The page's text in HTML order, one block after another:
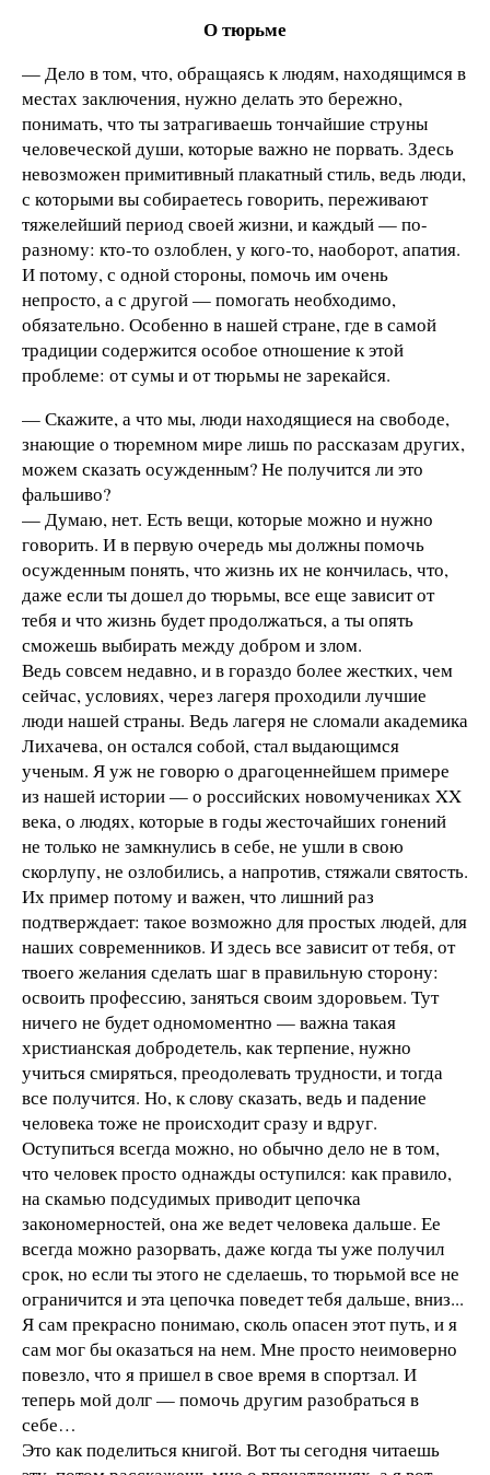
О тюрьме
— Дело в том, что, обращаясь к людям, находящимся в
местах заключения, нужно делать это бережно,
понимать, что ты затрагиваешь тончайшие струны
человеческой души, которые важно не порвать. Здесь
невозможен примитивный плакатный стиль, ведь люди,
с которыми вы собираетесь говорить, переживают
тяжелейший период своей жизни, и каждый — по-
разному: кто-то озлоблен, у кого-то, наоборот, апатия.
И потому, с одной стороны, помочь им очень
непросто, а с другой — помогать необходимо,
обязательно. Особенно в нашей стране, где в самой
традиции содержится особое отношение к этой
проблеме: от сумы и от тюрьмы не зарекайся.
— Скажите, а что мы, люди находящиеся на свободе,
знающие о тюремном мире лишь по рассказам других,
можем сказать осужденным? Не получится ли это
фальшиво?
— Думаю, нет. Есть вещи, которые можно и нужно
говорить. И в первую очередь мы должны помочь
осужденным понять, что жизнь их не кончилась, что,
даже если ты дошел до тюрьмы, все еще зависит от
тебя и что жизнь будет продолжаться, а ты опять
сможешь выбирать между добром и злом.
Ведь совсем недавно, и в гораздо более жестких, чем
сейчас, условиях, через лагеря проходили лучшие
люди нашей страны. Ведь лагеря не сломали академика
Лихачева, он остался собой, стал выдающимся
ученым. Я уж не говорю о драгоценнейшем примере
из нашей истории — о российских новомучениках XX
века, о людях, которые в годы жесточайших гонений
не только не замкнулись в себе, не ушли в свою
скорлупу, не озлобились, а напротив, стяжали святость.
Их пример потому и важен, что лишний раз
подтверждает: такое возможно для простых людей, для
наших современников. И здесь все зависит от тебя, от
твоего желания сделать шаг в правильную сторону:
освоить профессию, заняться своим здоровьем. Тут
ничего не будет одномоментно — важна такая
христианская добродетель, как терпение, нужно
учиться смиряться, преодолевать трудности, и тогда
все получится. Но, к слову сказать, ведь и падение
человека тоже не происходит сразу и вдруг.
Оступиться всегда можно, но обычно дело не в том,
что человек просто однажды оступился: как правило,
на скамью подсудимых приводит цепочка
закономерностей, она же ведет человека дальше. Ее
всегда можно разорвать, даже когда ты уже получил
срок, но если ты этого не сделаешь, то тюрьмой все не
ограничится и эта цепочка поведет тебя дальше, вниз...
Я сам прекрасно понимаю, сколь опасен этот путь, и я
сам мог бы оказаться на нем. Мне просто неимоверно
повезло, что я пришел в свое время в спортзал. И
теперь мой долг — помочь другим разобраться в
себе…
Это как поделиться книгой. Вот ты сегодня читаешь